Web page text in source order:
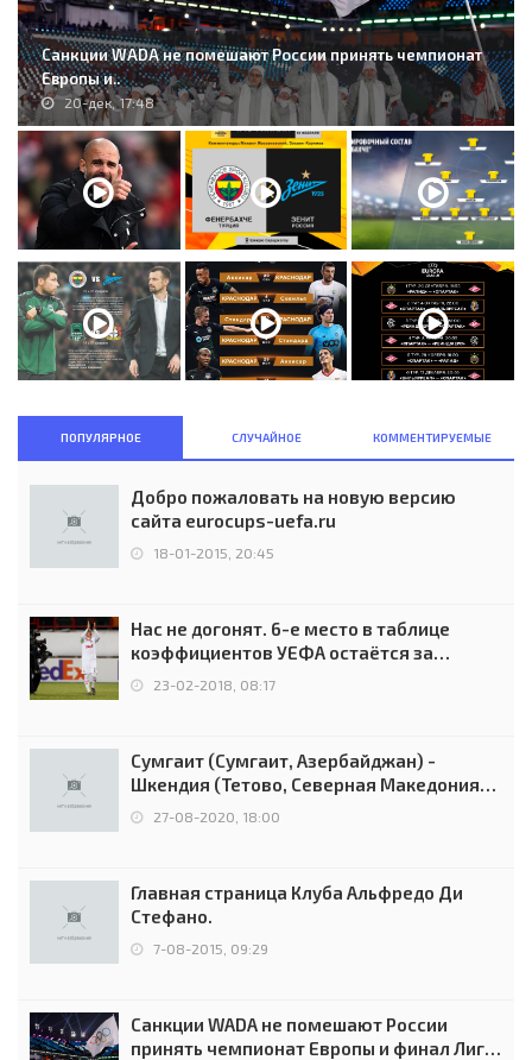
Санкции WADA не помешают России принять чемпионат
Европы и..
20-дек, 17:48
ПОПУЛЯРНОЕ СЛУЧАЙНОЕ КОММЕНТИРУЕМЫЕ
Добро пожаловать на новую версию
сайта eurocups-uefa.ru
18-01-2015, 20:45
Нас не догонят. 6-е место в таблице
коэффициентов УЕФА остаётся за
Россией
23-02-2018, 08:17
Сумгаит (Сумгаит, Азербайджан) -
Шкендия (Тетово, Северная Македония) -
0:2 (0:0)
27-08-2020, 18:00
Главная страница Клуба Альфредо Ди
Стефано.
7-08-2015, 09:29
Санкции WADA не помешают России
принять чемпионат Европы и финал Лиги